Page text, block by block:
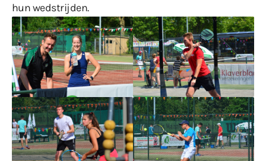
hun wedstrijden.